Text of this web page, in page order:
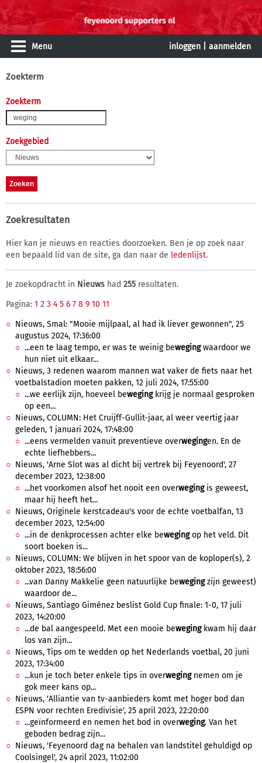
Menu inloggen aanmelden
Zoekterm
Zoekterm
Zoekgebied
Zoekresultaten
Hier kan je nieuws en reacties doorzoeken. Ben je op zoek naar
een bepaald lid van de site, ga dan naar de ledenlijst.
Je zoekopdracht in Nieuws had 255 resultaten.
Pagina: 1 2 3 4 5 6 7 8 9 10 11
Nieuws, Smal: "Mooie mijlpaal, al had ik liever gewonnen", 25
augustus 2024, 17:36:00
...een te laag tempo, er was te weinig bewegingwaardoor we
hun niet uit elkaar...
Nieuws, 3 redenen waarom mannen wat vaker de fiets naar het
voetbalstadion moeten pakken, 12 juli 2024, 17:55:00
...we eerlijk zijn, hoeveel bewegingkrijg je normaal gesproken
op een...
Nieuws, COLUMN: Het Cruijff-Gullit-jaar, al weer veertig jaar
geleden, 1 januari 2024, 17:48:00
...eens vermelden vanuit preventieve overwegingen. En de
echte liefhebbers...
Nieuws, 'Arne Slot was al dicht bij vertrek bij Feyenoord', 27
december 2023, 12:38:00
...het voorkomen alsof het nooit een overwegingis geweest,
maar hij heeft het...
Nieuws, Originele kerstcadeau's voor de echte voetbalfan, 13
december 2023, 12:54:00
...in de denkprocessen achter elke bewegingop het veld. Dit
soort boeken is...
Nieuws, COLUMN: We blijven in het spoor van de koploper(s), 2
oktober 2023, 18:56:00
...van Danny Makkelie geen natuurlijke bewegingzijn geweest)
waardoor de...
Nieuws, Santiago Giménez beslist Gold Cup finale: 1-0, 17 juli
2023, 14:20:00
...de bal aangespeeld. Met een mooie bewegingkwam hij daar
los van zijn...
Nieuws, Tips om te wedden op het Nederlands voetbal, 20 juni
2023, 17:34:00
...kun je toch beter enkele tips in overwegingnemen om je
gok meer kans op...
Nieuws, 'Alliantie van tv-aanbieders komt met hoger bod dan
ESPN voor rechten Eredivisie', 25 april 2023, 22:20:00
...geïnformeerd en nemen het bod in overweging. Van het
geboden bedrag zijn...
Nieuws, 'Feyenoord dag na behalen van landstitel gehuldigd op
Coolsingel', 24 april 2023, 11:02:00